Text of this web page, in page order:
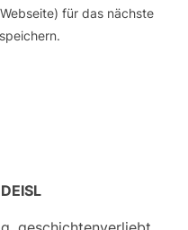
für das nächste